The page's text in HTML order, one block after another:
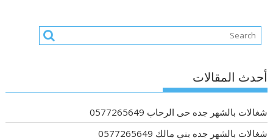
أحدث المقالات
شغالات بالشهر جده حى الرحاب 0577265649
شغالات بالشهر جده بني مالك 0577265649